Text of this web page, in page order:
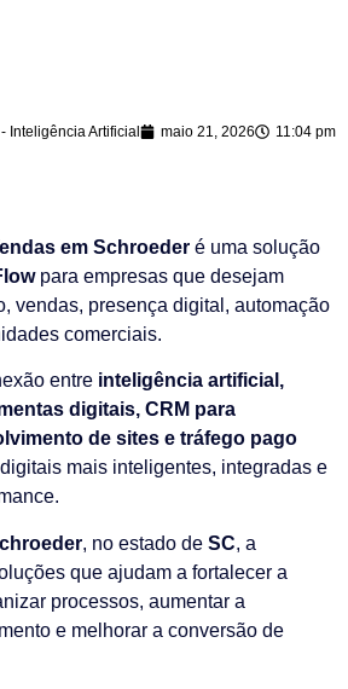
Inteligência Artificial maio 21, 2026 11:04 pm
em Schroeder é uma solução
para empresas que desejam
vendas, presença digital, automação
comerciais.
entre inteligência artificial,
digitais, CRM para
de sites e tráfego pago
mais inteligentes, integradas e
, no estado de SC, a
que ajudam a fortalecer a
processos, aumentar a
e melhorar a conversão de